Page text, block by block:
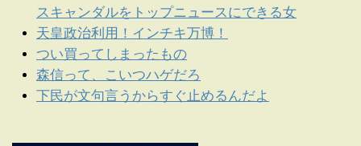
スキャンダルをトップニュースにできる女
天皇政治利用！インチキ万博！
つい買ってしまったもの
森信って、こいつハゲだろ
下民が文句言うからすぐ止めるんだよ